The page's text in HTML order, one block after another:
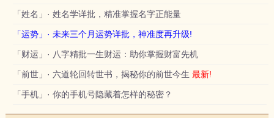
「姓名」· 姓名学详批，精准掌握名字正能量
「运势」· 未来三个月运势详批，神准度再升级!
「财运」· 八字精批一生财运：助你掌握财富先机
「前世」· 六道轮回转世书，揭秘你的前世今生 最新!
「手机」· 你的手机号隐藏着怎样的秘密？